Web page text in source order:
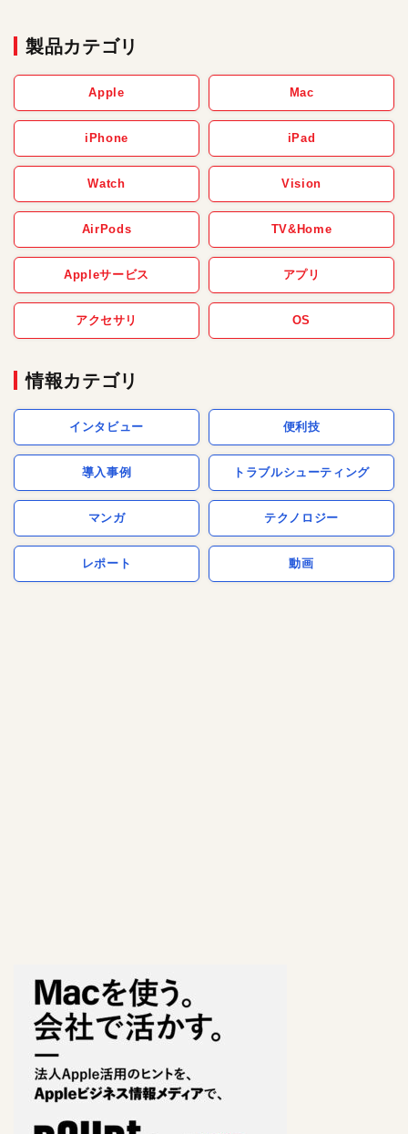
製品カテゴリ
Apple Mac
iPhone iPad
Watch Vision
AirPods TV&Home
Appleサービス アプリ
アクセサリ OS
情報カテゴリ
インタビュー 便利技
導入事例 トラブルシューティング
マンガ テクノロジー
レポート 動画